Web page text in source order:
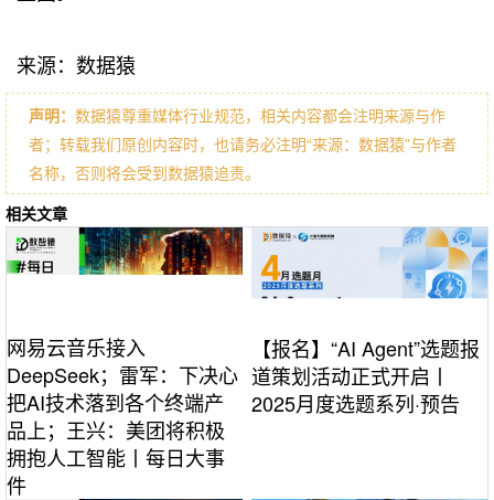
来源：数据猿
声明： 数据猿尊重媒体行业规范，相关内容都会注明来源与作
者；转载我们原创内容时，也请务必注明“来源：数据猿”与作者
名称，否则将会受到数据猿追责。
相关文章
网易云音乐接入
DeepSeek；雷军：下决心
把AI技术落到各个终端产
品上；王兴：美团将积极
拥抱人工智能丨每日大事
件
【报名】“AI Agent”选题报
道策划活动正式开启丨
2025月度选题系列·预告